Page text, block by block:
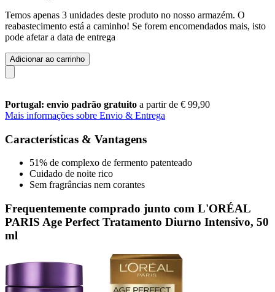
Temos apenas 3 unidades deste produto no nosso armazém. O
reabastecimento está a caminho! Se forem encomendados mais, isto
pode afetar a data de entrega
Adicionar ao carrinho
Portugal: envio padrão gratuito a partir de € 99,90
Mais informações sobre Envio & Entrega
Características & Vantagens
51% de complexo de fermento patenteado
Cuidado de noite rico
Sem fragrâncias nem corantes
Frequentemente comprado junto com L'ORÉAL
PARIS Age Perfect Tratamento Diurno Intensivo, 50
ml